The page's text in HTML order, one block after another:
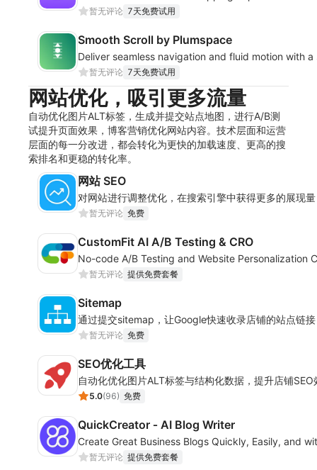
暂无评论 7天免费试用
Smooth Scroll by Plumspace
Deliver seamless navigation and fluid motion with a
暂无评论 7天免费试用
网站优化，吸引更多流量
自动优化图片ALT标签，生成并提交站点地图，进行A/B测
试提升页面效果，博客营销优化网站内容。技术层面和运营
层面的每一分改进，都会转化为更快的加载速度、更高的搜
索排名和更稳的转化率。
网站 SEO
对网站进行调整优化，在搜索引擎中获得更多的展现量
暂无评论 免费
CustomFit AI A/B Testing & CRO
No-code A/B Testing and Website Personalization
暂无评论 提供免费套餐
Sitemap
通过提交sitemap，让Google快速收录店铺的站点链接
暂无评论 免费
SEO优化工具
自动化优化图片ALT标签与结构化数据，提升店铺SEO
5.0(96) 免费
QuickCreator ‑ AI Blog Writer
Create Great Business Blogs Quickly, Easily, and
暂无评论 提供免费套餐